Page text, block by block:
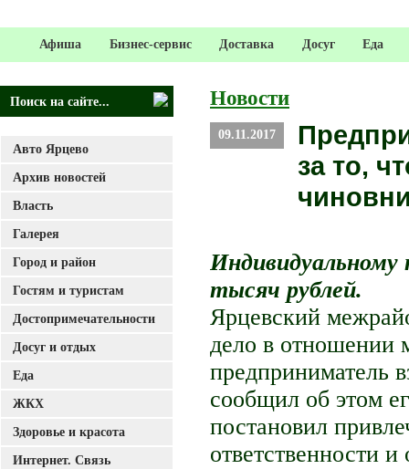
Афиша Бизнес-сервис Доставка Досуг Еда
Новости
09.11.2017
за то,
тысяч рублей.
Ярцевский
дело в отношении
предприниматель
сообщил об этом
постановил
ответственности
Авто Ярцево
Архив новостей
Власть
Галерея
Город и район
Гостям и туристам
Достопримечательности
Досуг и отдых
Еда
ЖКХ
Здоровье и красота
Интернет. Связь